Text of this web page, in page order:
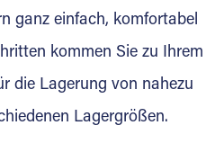
ganz einfach, komfortabel
kommen Sie zu Ihrem
die Lagerung von nahezu
Lagergrößen.